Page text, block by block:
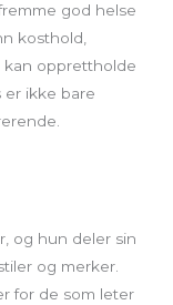
god helse
kosthold,
kan opprettholde
er ikke bare
og hun deler sin
og merker.
for de som leter